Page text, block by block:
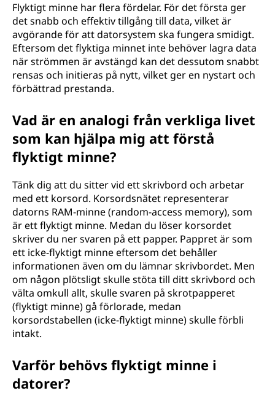
Flyktigt minne har flera fördelar. För det första ger
det snabb och effektiv tillgång till data, vilket är
avgörande för att datorsystem ska fungera smidigt.
Eftersom det flyktiga minnet inte behöver lagra data
när strömmen är avstängd kan det dessutom snabbt
rensas och initieras på nytt, vilket ger en nystart och
förbättrad prestanda.
Vad är en analogi från verkliga livet
som kan hjälpa mig att förstå
flyktigt minne?
Tänk dig att du sitter vid ett skrivbord och arbetar
med ett korsord. Korsordsnätet representerar
datorns RAM-minne (random-access memory), som
är ett flyktigt minne. Medan du löser korsordet
skriver du ner svaren på ett papper. Pappret är som
ett icke-flyktigt minne eftersom det behåller
informationen även om du lämnar skrivbordet. Men
om någon plötsligt skulle stöta till ditt skrivbord och
välta omkull allt, skulle svaren på skrotpapperet
(flyktigt minne) gå förlorade, medan
korsordstabellen (icke-flyktigt minne) skulle förbli
intakt.
Varför behövs flyktigt minne i
datorer?